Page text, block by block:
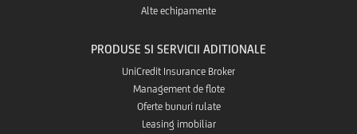
Alte echipamente
PRODUSE SI SERVICII ADITIONALE
UniCredit Insurance Broker
Management de flote
Oferte bunuri rulate
Leasing imobiliar